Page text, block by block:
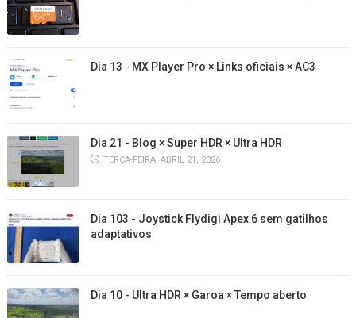
Dia 13 - MX Player Pro × Links oficiais × AC3
Dia 21 - Blog × Super HDR × Ultra HDR
TERÇA-FEIRA, ABRIL 21, 2026
Dia 103 - Joystick Flydigi Apex 6 sem gatilhos
adaptativos
Dia 10 - Ultra HDR × Garoa × Tempo aberto